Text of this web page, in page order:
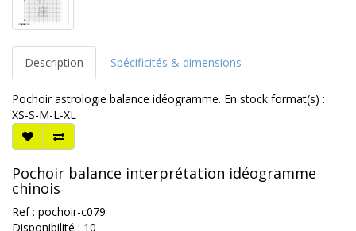
Description Spécificités & dimensions
Pochoir astrologie balance idéogramme. En stock format(s) :
XS-S-M-L-XL
Pochoir balance interprétation idéogramme
chinois
Ref : pochoir-c079
Disponibilité : 10